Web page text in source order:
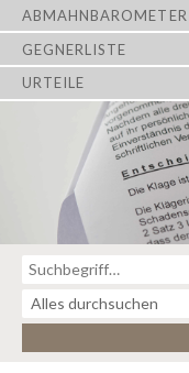
ABMAHNBAROMETER
GEGNERLISTE
URTEILE